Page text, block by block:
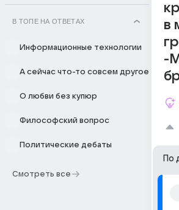
В ТОПЕ НА ОТВЕТАХ
Информационные технологии
А сейчас что-то совсем другое
О любви без купюр
Философский вопрос
Политические дебаты
Смотреть все
в
-
По